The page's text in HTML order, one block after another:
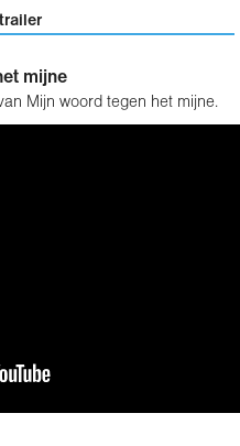
trailer
mijne
Mijn woord tegen het mijne.